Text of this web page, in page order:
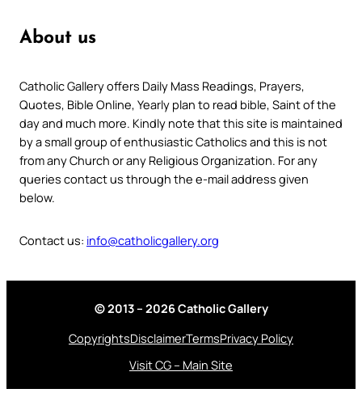
About us
Catholic Gallery offers Daily Mass Readings, Prayers,
Quotes, Bible Online, Yearly plan to read bible, Saint of the
day and much more. Kindly note that this site is maintained
by a small group of enthusiastic Catholics and this is not
from any Church or any Religious Organization. For any
queries contact us through the e-mail address given
below.
Contact us: info@catholicgallery.org
© 2013 – 2026 Catholic Gallery
CopyrightsDisclaimerTermsPrivacy Policy
Visit CG – Main Site